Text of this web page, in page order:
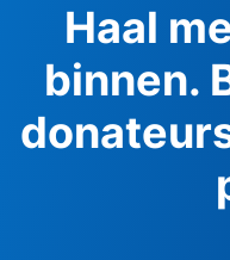
Haal
binnen.